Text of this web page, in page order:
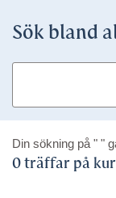
Sök bland
Din sökning på " "
0 träffar på